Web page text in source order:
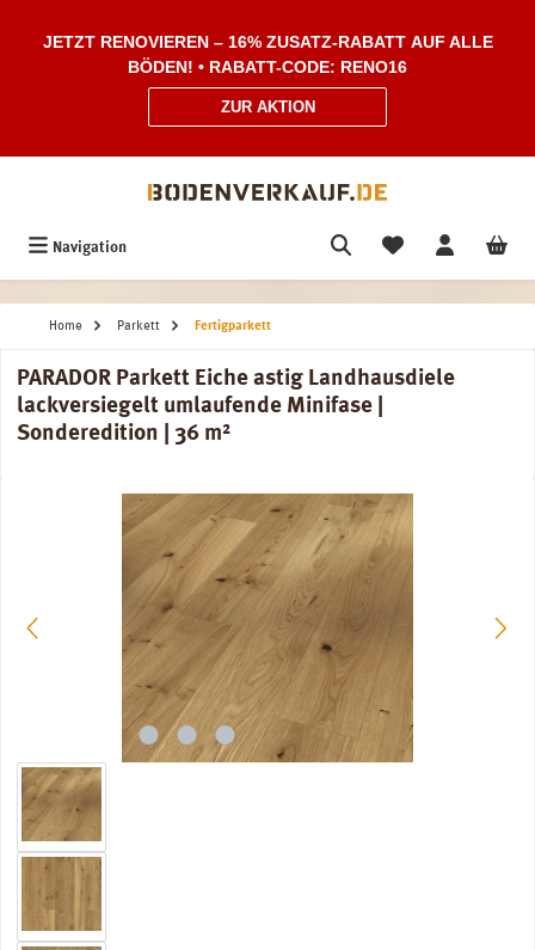
JETZT RENOVIEREN – 16% ZUSATZ-RABATT AUF ALLE
BÖDEN! • RABATT-CODE: RENO16
ZUR AKTION
Navigation
Home Parkett Fertigparkett
PARADOR Parkett Eiche astig Landhausdiele
lackversiegelt umlaufende Minifase |
Sonderedition | 36 m²
Bildergalerie überspringen